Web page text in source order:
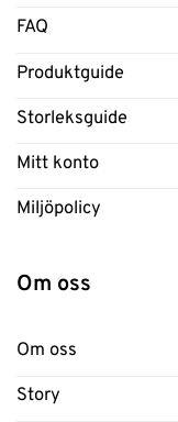
FAQ
Produktguide
Storleksguide
Mitt konto
Miljöpolicy
Om oss
Om oss
Story